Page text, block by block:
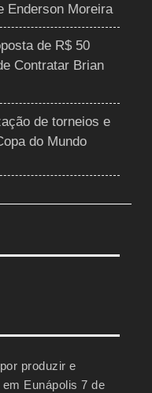
Enderson Moreira
de R$ 50
Contratar Brian
de torneios e
do Mundo
produzir e
Eunápolis 7 de